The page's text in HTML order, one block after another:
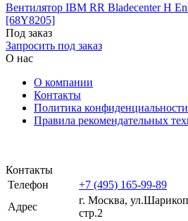
Вентилятор IBM RR Bladecenter H
[68Y8205]
Под заказ
Запросить под заказ
О нас
О компании
Контакты
Политика конфиденциальности
Правила рекомендательных
Контакты
Телефон
+7 (495) 165-99-89
Адрес
г. Москва,
стр.2